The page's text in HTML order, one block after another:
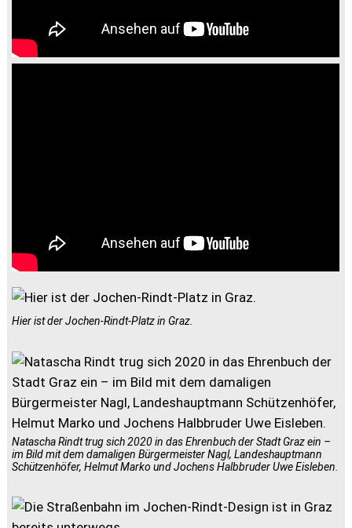
Hier ist der Jochen-Rindt-Platz in Graz.
Natascha Rindt trug sich 2020 in das Ehrenbuch der Stadt Graz ein –
im Bild mit dem damaligen Bürgermeister Nagl, Landeshauptmann
Schützenhöfer, Helmut Marko und Jochens Halbbruder Uwe Eisleben.